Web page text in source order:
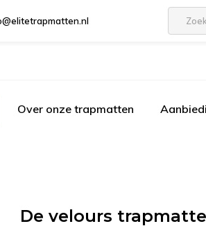
Over onze trapmatten
De velours